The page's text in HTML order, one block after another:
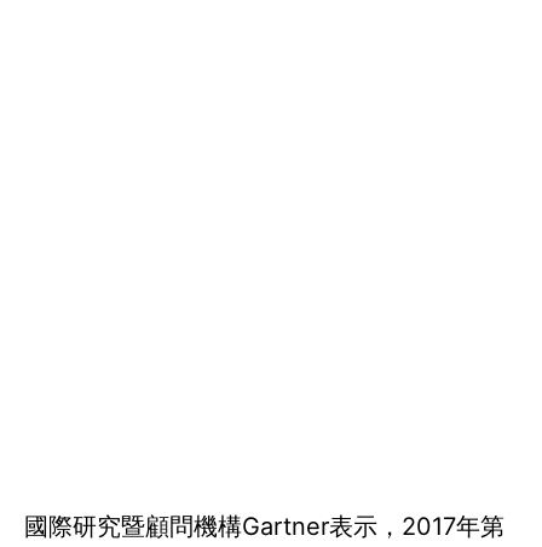
國際研究暨顧問機構Gartner表示，2017年第